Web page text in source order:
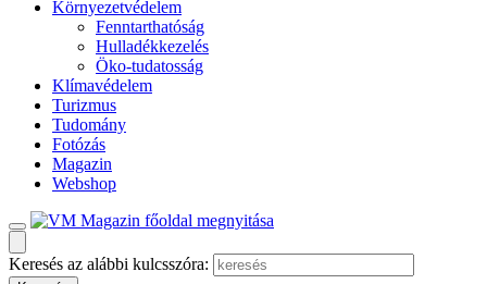
Környezetvédelem
Fenntarthatóság
Hulladékkezelés
Öko-tudatosság
Klímavédelem
Turizmus
Tudomány
Fotózás
Magazin
Webshop
Keresés az alábbi kulcsszóra: